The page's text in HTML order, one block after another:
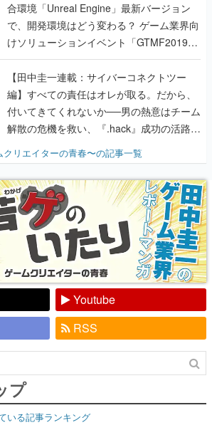
合環境「Unreal Engine」最新バージョン
で、開発環境はどう変わる？ ゲーム業界向
けソリューションイベント「GTMF2019」
に行って、より理解を深めよう【PR】
【田中圭一連載：サイバーコネクトツー
編】すべての責任はオレが取る。だから、
付いてきてくれないか──男の熱意はチーム
解散の危機を救い、『.hack』成功の活路を
開く。業界の快男児・松山 洋に流れる血は
『少年ジャンプ』色だった【若ゲのいた
り】
リエイターの青春〜の記事一覧
Youtube
RSS
プ
いる記事ランキング